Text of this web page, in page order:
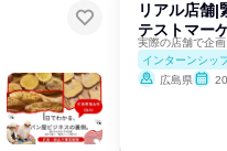
リアル店舗|
テストマー
インターンシッ
広島県